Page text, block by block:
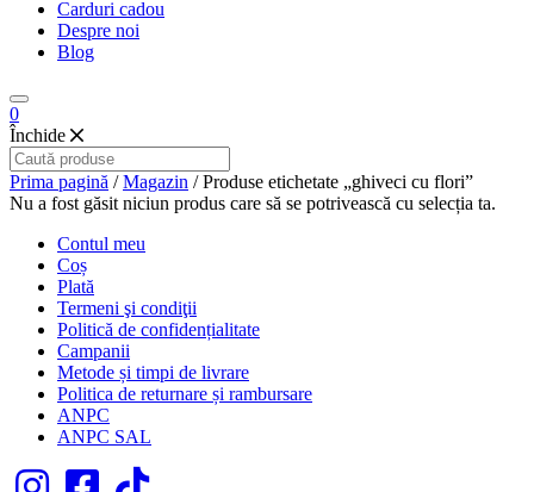
Carduri cadou
Despre noi
Blog
0
Închide
Prima pagină /Magazin / Produse etichetate „ghiveci cu flori”
Nu a fost găsit niciun produs care să se potrivească cu selecția ta.
Contul meu
Coș
Plată
Termeni şi condiţii
Politică de confidențialitate
Campanii
Metode și timpi de livrare
Politica de returnare și rambursare
ANPC
ANPC SAL